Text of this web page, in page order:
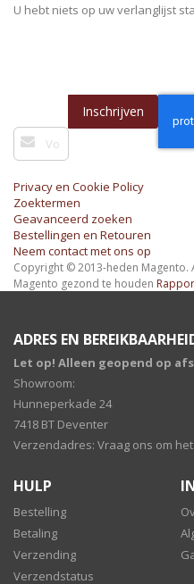
U hebt niets op uw verlanglijst
Abonneer
op
onze
nieuwsbrief
Inschrijven
Privacy en Cookie Policy
Zoektermen
Geavanceerd zoeken
Bestellingen en Retouren
Neem contact met ons op
Copyright © 2013-heden
Magento gezond te houden
ADRES EN
Let op! Alleen geopend op
Showroom:
Hunneperkade 24
7418 BT Deventer
Verzendadres: Vraag ons om
HULP
Bestelling
Betaling
Verzending
Verzendstatus